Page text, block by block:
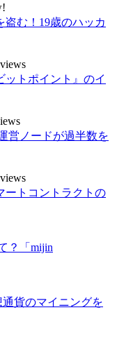
盗む！19歳のハッカ
ットポイント』のイ
営ノードが過半数を
ートコントラクトの
？「mijin
貨のマイニングを